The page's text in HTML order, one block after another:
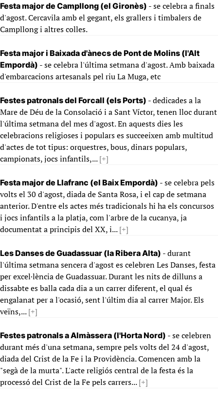
Festa major de Campllong (el Gironès) - se celebra a finals
d'agost. Cercavila amb el gegant, els grallers i timbalers de
Campllong i altres colles.
Festa major i Baixada d'ànecs de Pont de Molins (l'Alt
Empordà) - se celebra l'última setmana d'agost. Amb baixada
d'embarcacions artesanals pel riu La Muga, etc
Festes patronals del Forcall (els Ports) - dedicades a la
Mare de Déu de la Consolació i a Sant Víctor, tenen lloc durant
l'última setmana del mes d'agost. En aquests dies les
celebracions religioses i populars es succeeixen amb multitud
d'actes de tot tipus: orquestres, bous, dinars populars,
campionats, jocs infantils,...[+]
Festa major de Llafranc (el Baix Empordà) - se celebra pels
volts el 30 d'agost, diada de Santa Rosa, i el cap de setmana
anterior. D'entre els actes més tradicionals hi ha els concursos
i jocs infantils a la platja, com l'arbre de la cucanya, ja
documentat a principis del XX, i...[+]
Les Danses de Guadassuar (la Ribera Alta) - durant
l'última setmana sencera d'agost es celebren Les Danses, festa
per excel·lència de Guadassuar. Durant les nits de dilluns a
dissabte es balla cada dia a un carrer diferent, el qual és
engalanat per a l'ocasió, sent l'últim dia al carrer Major. Els
veïns,...[+]
Festes patronals a Almàssera (l'Horta Nord) - se celebren
durant més d'una setmana, sempre pels volts del 24 d'agost,
diada del Crist de la Fe i la Providència. Comencen amb la
"segà de la murta". L'acte religiós central de la festa és la
processó del Crist de la Fe pels carrers...[+]